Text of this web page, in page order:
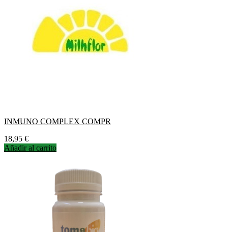
INMUNO COMPLEX COMPR
Precio
18,95 €
Añadir al carrito